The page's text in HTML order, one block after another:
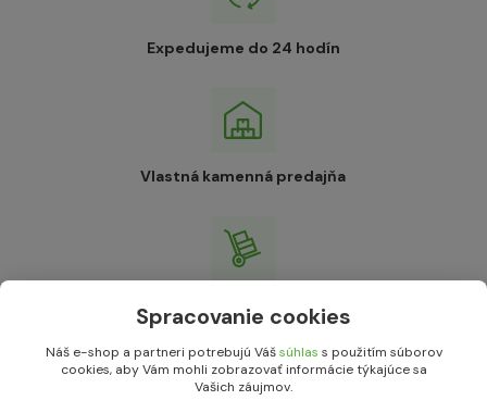
Expedujeme do 24 hodín
Vlastná kamenná predajňa
Skladom cez 5000 m² kameňa
Spracovanie cookies
Náš e-shop a partneri potrebujú Vášsúhlas s použitím súborov
cookies, aby Vám mohli zobrazovať informácie týkajúce sa
Vašich záujmov.